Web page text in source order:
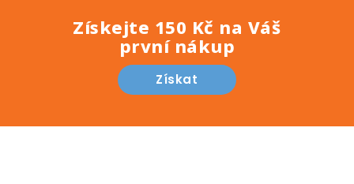
Získejte 150 Kč na Váš
první nákup
Získat